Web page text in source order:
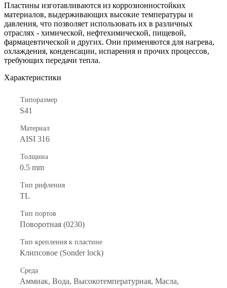
Пластины изготавливаются из коррозионностойких
материалов, выдерживающих высокие температуры и
давления, что позволяет использовать их в различных
отраслях - химической, нефтехимической, пищевой,
фармацевтической и других. Они применяются для нагрева,
охлаждения, конденсации, испарения и прочих процессов,
требующих передачи тепла.
Характеристики
Типоразмер
S41
Материал
AISI 316
Толщина
0.5 mm
Тип рифления
ТL
Тип портов
Поворотная (0230)
Тип крепления к пластине
Клипсовое (Sonder lock)
Среда
Аммиак, Вода, Высокотемпературная, Масла,